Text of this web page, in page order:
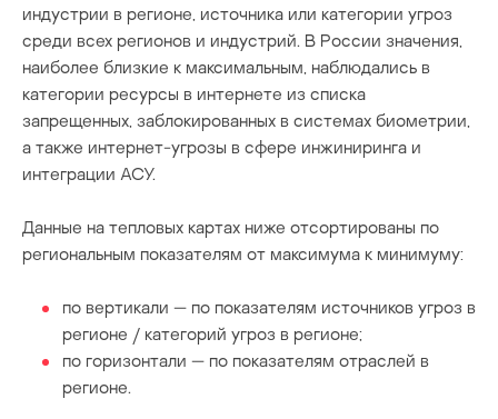
индустрии в регионе, источника или категории угроз
среди всех регионов и индустрий. В России значения,
наиболее близкие к максимальным, наблюдались в
категории ресурсы в интернете из списка
запрещенных, заблокированных в системах биометрии,
а также интернет-угрозы в сфере инжиниринга и
интеграции АСУ.
Данные на тепловых картах ниже отсортированы по
региональным показателям от максимума к минимуму:
по вертикали — по показателям источников угроз в
регионе / категорий угроз в регионе;
по горизонтали — по показателям отраслей в
регионе.